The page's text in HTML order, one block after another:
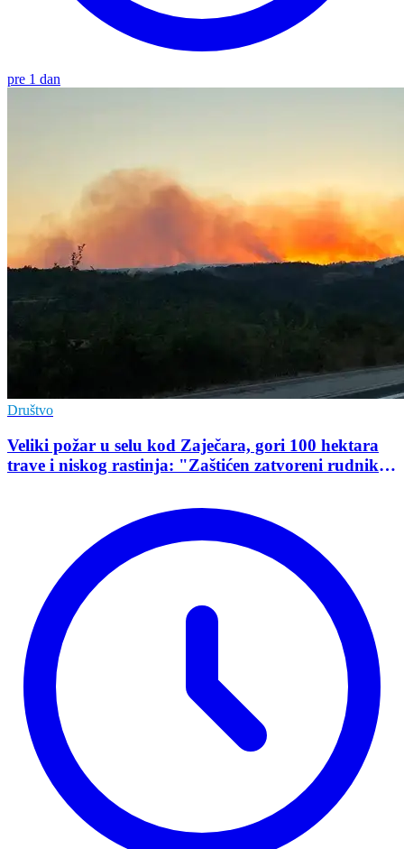
pre 1 dan
Društvo
Veliki požar u selu kod Zaječara, gori 100 hektara
trave i niskog rastinja: "Zaštićen zatvoreni rudnik